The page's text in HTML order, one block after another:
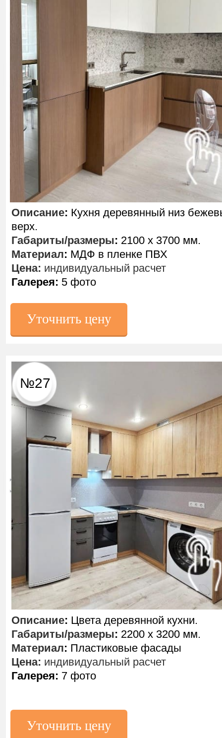
№27
Описание: Кухня деревянный низ
верх.
Габариты/размеры: 2100 х 3700 мм.
Материал: МДФ в пленке ПВХ
Цена: индивидуальный расчет
Галерея: 5 фото
Описание: Цвета деревянной кухни.
Габариты/размеры: 2200 х 3200 мм.
Материал: Пластиковые фасады
Цена: индивидуальный расчет
Галерея: 7 фото
Уточнить цену
Уточнить цену